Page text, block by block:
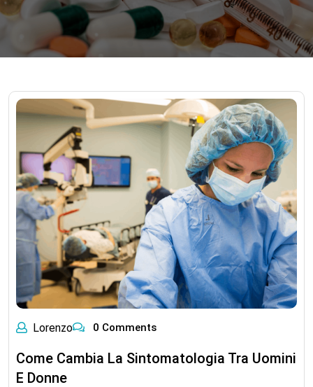
Lorenzo 0 Comments
Come Cambia La Sintomatologia Tra Uomini
E Donne